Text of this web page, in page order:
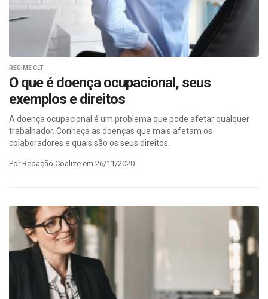
REGIME CLT
O que é doença ocupacional, seus
exemplos e direitos
A doença ocupacional é um problema que pode afetar qualquer
trabalhador. Conheça as doenças que mais afetam os
colaboradores e quais são os seus direitos.
Por Redação Coalize em 26/11/2020